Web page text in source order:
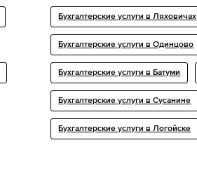
Бухгалтерские услуги в Ляховичах
Бухгалтерские услуги в Одинцово
Бухгалтерские услуги в Батуми
Бухгалтерские услуги в Сусанине
Бухгалтерские услуги в Логойске